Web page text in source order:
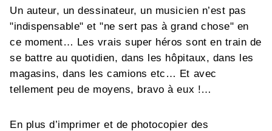
Un auteur, un dessinateur, un musicien n’est pas
"indispensable" et "ne sert pas à grand chose" en
ce moment… Les vrais super héros sont en train de
se battre au quotidien, dans les hôpitaux, dans les
magasins, dans les camions etc… Et avec
tellement peu de moyens, bravo à eux !…
En plus d’imprimer et de photocopier des